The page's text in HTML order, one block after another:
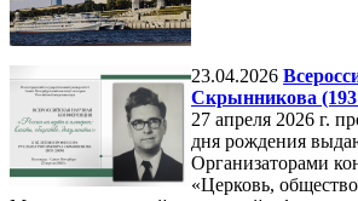
23.04.2026
Скрынникова
27 апреля 2026 г.
дня рождения
Организаторами
«Церковь,